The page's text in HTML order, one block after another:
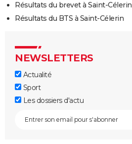
Résultats du brevet à Saint-Célerin
Résultats du BTS à Saint-Célerin
NEWSLETTERS
Actualité
Sport
Les dossiers d'actu